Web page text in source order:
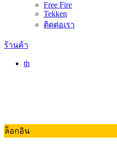
Free Fire
Tekken
ติดต่อเรา
ร้านค้า
th
ล็อกอิน